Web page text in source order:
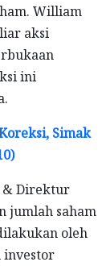
William
aksi
ini
Simak
& Direktur
jumlah saham
oleh
investor